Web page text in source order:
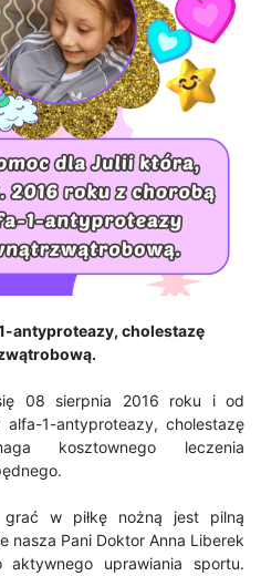
antyproteazy, cholestazę
08 sierpnia 2016 roku i od
1-antyproteazy, cholestazę
kosztownego leczenia
w piłkę nożną jest pilną
nasza Pani Doktor Anna Liberek
uprawiania sportu.